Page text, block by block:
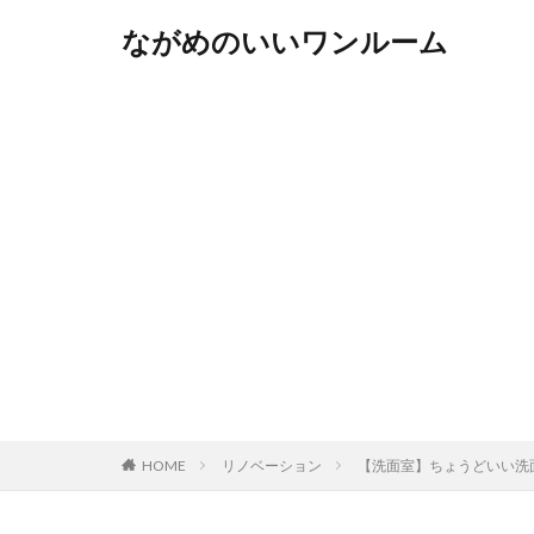
ながめのいいワンルーム
HOME リノベーション 【洗面室】ちょうどいい